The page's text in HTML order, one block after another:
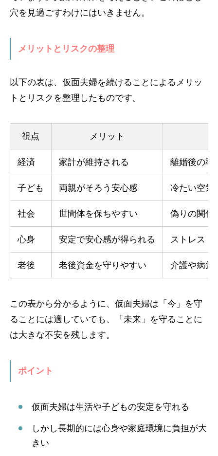
穴を見過ごすわけにはいきません。
メリットとリスクの整理
以下の表は、仮面夫婦を続けることによるメリッ
トとリスクを整理したものです。
視点 メリット
経済 家計が維持される 離婚後の準
子ども 両親がそろう安心感 冷たい空気
社会 世間体を保ちやすい 偽りの関係
心身 安定で安心感が得られる ストレス・
老後 老後資金を守りやすい 介護や病気
この表から分かるように、仮面夫婦は「今」を守
ることには適していても、「未来」を守ることに
は大きな不安を残します。
ポイント
仮面夫婦は生活や子どもの安定を守れる
しかし長期的には心身や家庭環境に負担が大
きい